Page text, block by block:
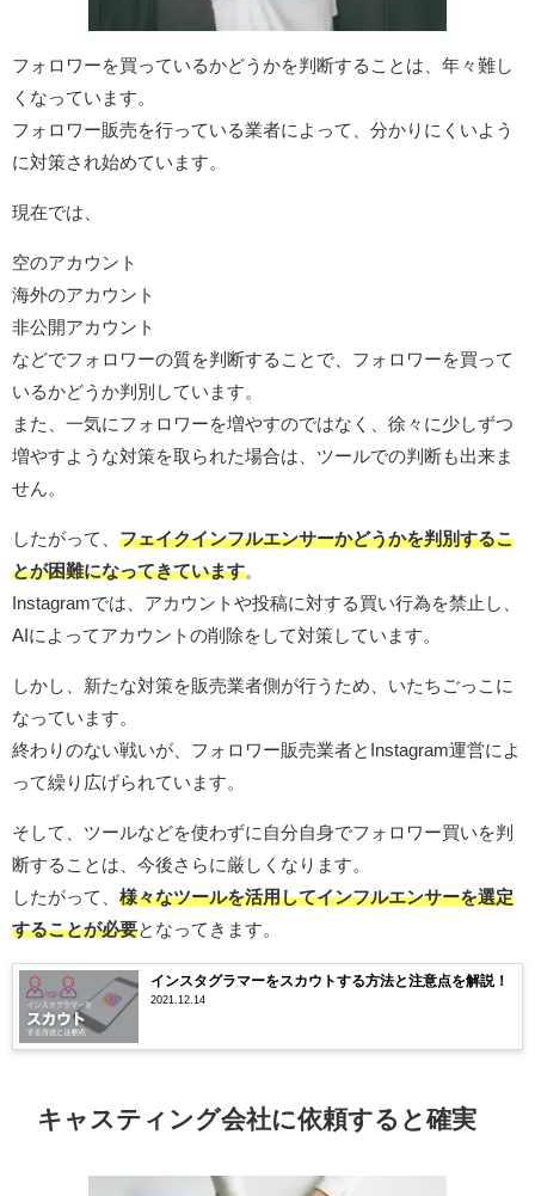
フォロワーを買っているかどうかを判断することは、年々難し
くなっています。
フォロワー販売を行っている業者によって、分かりにくいよう
に対策され始めています。
現在では、
空のアカウント
海外のアカウント
非公開アカウント
などでフォロワーの質を判断することで、フォロワーを買って
いるかどうか判別しています。
また、一気にフォロワーを増やすのではなく、徐々に少しずつ
増やすような対策を取られた場合は、ツールでの判断も出来ま
せん。
したがって、 フェイクインフルエンサーかどうかを判別するこ
とが困難になってきています
Instagramでは、アカウントや投稿に対する買い行為を禁止し、
AIによってアカウントの削除をして対策しています。
しかし、新たな対策を販売業者側が行うため、いたちごっこに
なっています。
終わりのない戦いが、フォロワー販売業者とInstagram運営によ
って繰り広げられています。
そして、ツールなどを使わずに自分自身でフォロワー買いを判
断することは、今後さらに厳しくなります。
したがって、 様々なツールを活用してインフルエンサーを選定
することが必要 となってきます。
インスタグラマーをスカウトする方法と注意点を解説！
2021.12.14
キャスティング会社に依頼すると確実